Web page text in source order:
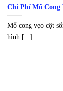
Chi Phí Mổ Cong
Mổ cong vẹo cột
hình [...]